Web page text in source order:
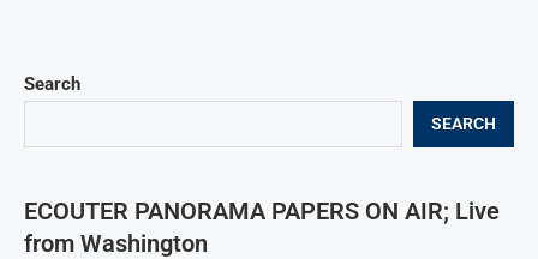
Search
SEARCH
ECOUTER PANORAMA PAPERS ON AIR; Live
from Washington